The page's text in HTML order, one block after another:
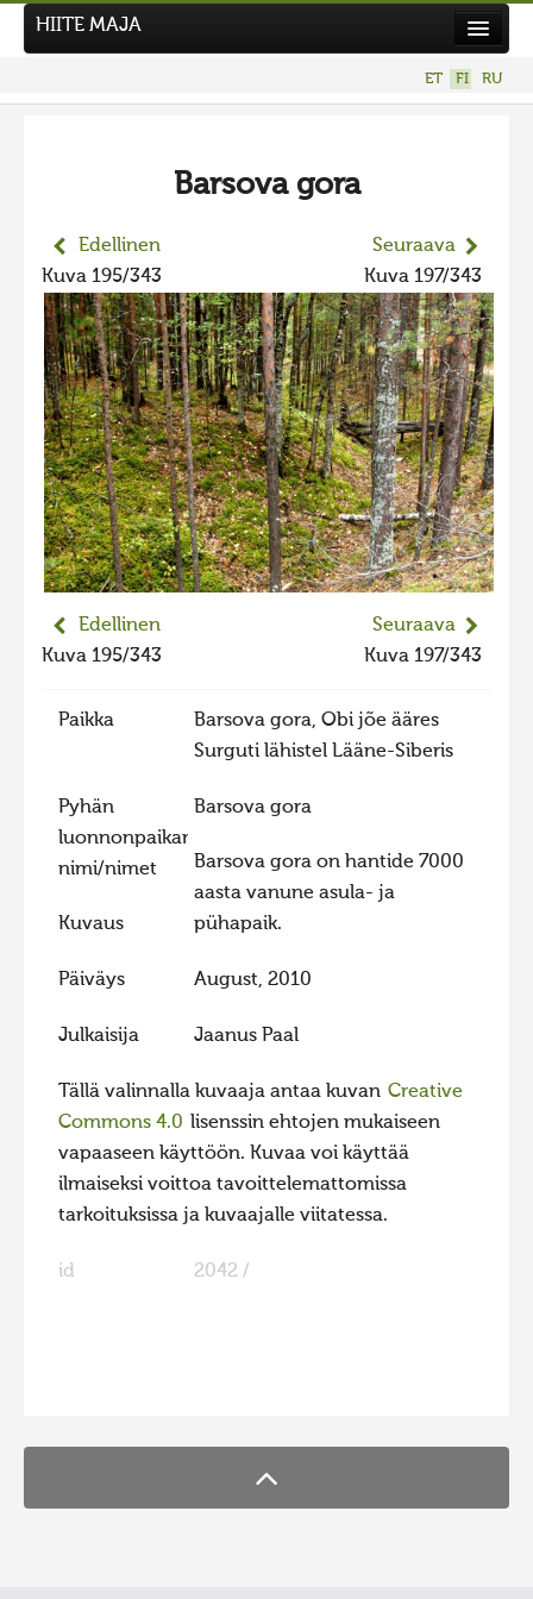
Hiite kuvavõistlus 2026
Hiisien kuvakilpailu 2025
2025 kuvakilpailu lisä
Liikuvad kuvad 2025
Hiisien kuvakilpailu 2024
2024 kuvakilpailu lisä
Liikkuvat kuvat 2024
Hiisien kuvakilpailu 2023
2023 kuvakilpailu lisä
Liikkuvat kuvat 2022
Hiite kuvavõistlus 2021
Liikkuvat kuvat 2021
Hiite kuvavõistlus 2020
Liikkuvat kuvat 2020
Hiite kuvavõistlus 2019
Hiite kuvavõistlus 2018
Hiite kuvavõistlus 2015
Hiite kuvavõistlus 2013
Hiite kuvavõistlus 2012
Hiite kuvavõistlus 2011
HIITE MAJA
ET FI RU
Barsova gora
Edellinen
Kuva 195/343
Seuraava
Kuva 197/343
Edellinen
Kuva 195/343
Seuraava
Kuva 197/343
Paikka
Barsova gora, Obi jõe ääres
Surguti lähistel Lääne-Siberis
Pyhän
luonnonpaikan
nimi/nimet
Barsova gora
Kuvaus
Barsova gora on hantide 7000
aasta vanune asula- ja
pühapaik.
Päiväys August, 2010
Julkaisija Jaanus Paal
Tällä valinnalla kuvaaja antaa kuvan Creative
Commons 4.0 lisenssin ehtojen mukaiseen
vapaaseen käyttöön. Kuvaa voi käyttää
ilmaiseksi voittoa tavoittelemattomissa
tarkoituksissa ja kuvaajalle viitatessa.
id 2042 /